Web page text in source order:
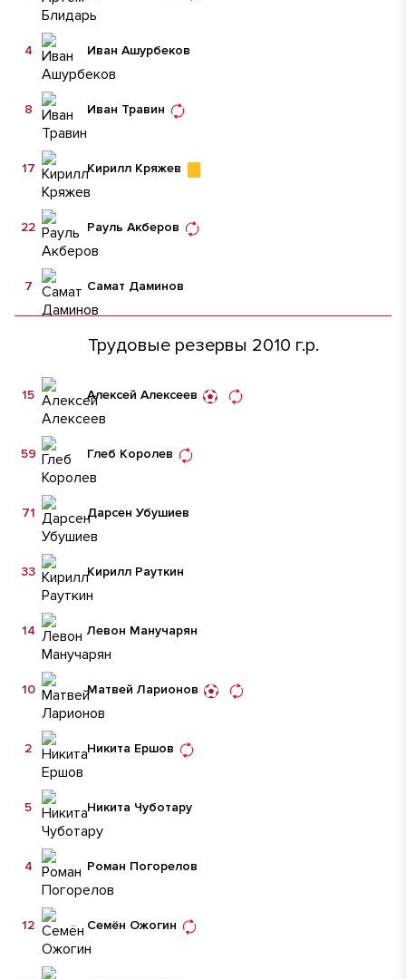
Иван Ашурбеков
4
Иван Травин
8
Кирилл Кряжев
17
Рауль Акберов
22
Самат Даминов
7
Трудовые резервы 2010 г.р.
Алексей Алексеев
15
Глеб Королев
59
Дарсен Убушиев
71
Кирилл Рауткин
33
Левон Манучарян
14
Матвей Ларионов
10
Никита Ершов
2
Никита Чуботару
5
Роман Погорелов
4
Семён Ожогин
12